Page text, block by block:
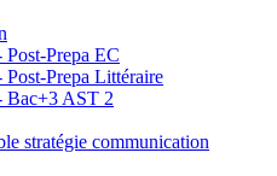
Prepa EC
Prepa Littéraire
Bac+3 AST 2
stratégie communication